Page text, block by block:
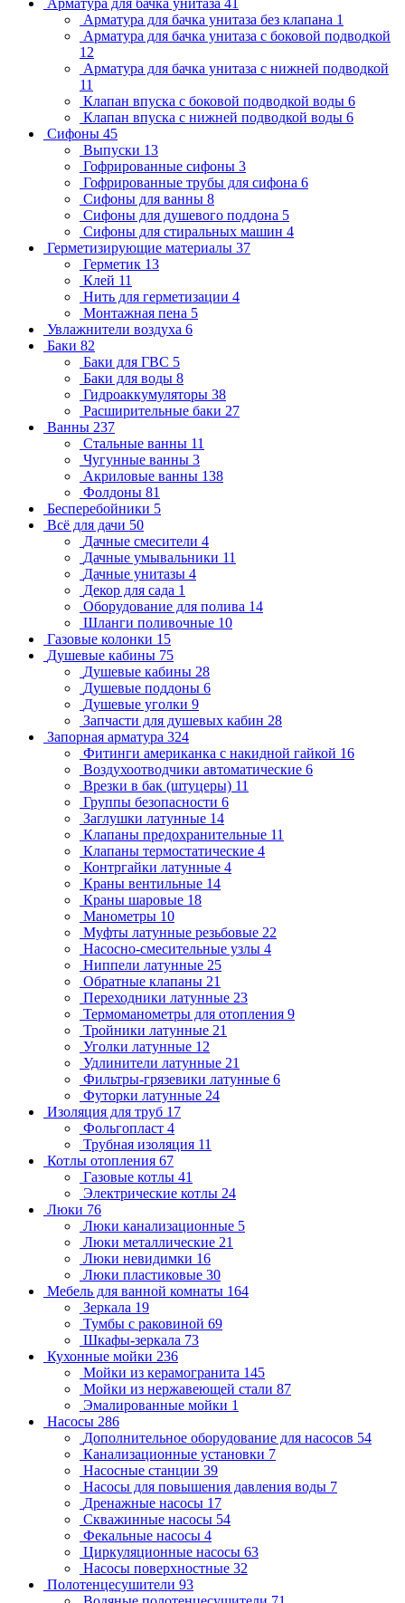
Арматура для бачка унитаза без клапана 1
Арматура для бачка унитаза с боковой подводкой
12
Арматура для бачка унитаза с нижней подводкой
11
Клапан впуска с боковой подводкой воды 6
Клапан впуска с нижней подводкой воды 6
Сифоны 45
Выпуски 13
Гофрированные сифоны 3
Гофрированные трубы для сифона 6
Сифоны для ванны 8
Сифоны для душевого поддона 5
Сифоны для стиральных машин 4
Герметизирующие материалы 37
Герметик 13
Клей 11
Нить для герметизации 4
Монтажная пена 5
Увлажнители воздуха 6
Баки 82
Баки для ГВС 5
Баки для воды 8
Гидроаккумуляторы 38
Расширительные баки 27
Ванны 237
Стальные ванны 11
Чугунные ванны 3
Акриловые ванны 138
Фолдоны 81
Бесперебойники 5
Всё для дачи 50
Дачные смесители 4
Дачные умывальники 11
Дачные унитазы 4
Декор для сада 1
Оборудование для полива 14
Шланги поливочные 10
Газовые колонки 15
Душевые кабины 75
Душевые кабины 28
Душевые поддоны 6
Душевые уголки 9
Запчасти для душевых кабин 28
Запорная арматура 324
Фитинги американка с накидной гайкой 16
Воздухоотводчики автоматические 6
Врезки в бак (штуцеры) 11
Группы безопасности 6
Заглушки латунные 14
Клапаны предохранительные 11
Клапаны термостатические 4
Контргайки латунные 4
Краны вентильные 14
Краны шаровые 18
Манометры 10
Муфты латунные резьбовые 22
Насосно-смесительные узлы 4
Ниппели латунные 25
Обратные клапаны 21
Переходники латунные 23
Термоманометры для отопления 9
Тройники латунные 21
Уголки латунные 12
Удлинители латунные 21
Фильтры-грязевики латунные 6
Футорки латунные 24
Изоляция для труб 17
Фольгопласт 4
Трубная изоляция 11
Котлы отопления 67
Газовые котлы 41
Электрические котлы 24
Люки 76
Люки канализационные 5
Люки металлические 21
Люки невидимки 16
Люки пластиковые 30
Мебель для ванной комнаты 164
Зеркала 19
Тумбы с раковиной 69
Шкафы-зеркала 73
Кухонные мойки 236
Мойки из керамогранита 145
Мойки из нержавеющей стали 87
Эмалированные мойки 1
Насосы 286
Дополнительное оборудование для насосов 54
Канализационные установки 7
Насосные станции 39
Насосы для повышения давления воды 7
Дренажные насосы 17
Скважинные насосы 54
Фекальные насосы 4
Циркуляционные насосы 63
Насосы поверхностные 32
Полотенцесушители 93